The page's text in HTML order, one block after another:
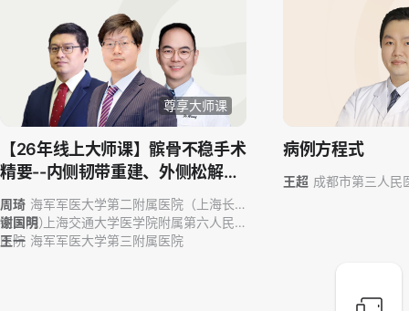
尊享大师课
【26年线上大师课】髌骨不稳手术
精要--内侧韧带重建、外侧松解与
胫骨结节移位
周琦 海军军医大学第二附属医院（上海长
征医院）
谢国明
上海交通大学医学院附属第六人民
医院
王一 海军军医大学第三附属医院
病例方程式
王超 成都市第三人民